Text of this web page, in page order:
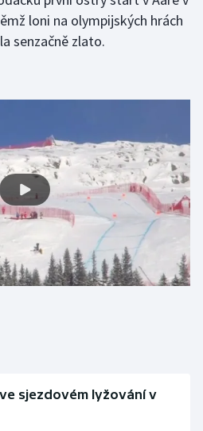
loni na olympijských hrách
senzačně zlato.
sjezdovém lyžování v